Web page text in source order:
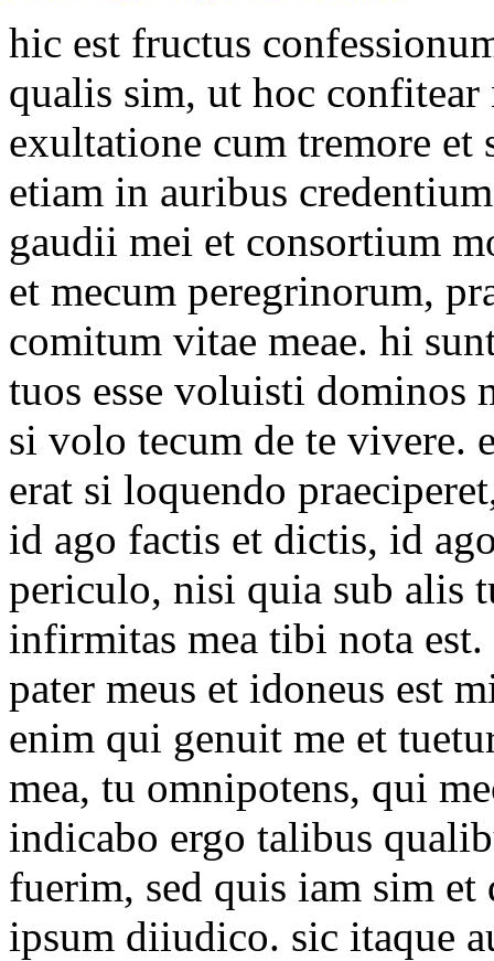
hic est fructus
qualis sim, ut hoc confitear
exultatione cum tremore et
etiam in auribus
gaudii mei et consortium
et mecum peregrinorum,
comitum vitae meae. hi
tuos esse voluisti dominos
si volo tecum de te vivere.
erat si loquendo
id ago factis et dictis, id
periculo, nisi quia sub alis
infirmitas mea tibi nota
pater meus et idoneus est
enim qui genuit me et
mea, tu omnipotens, qui
indicabo ergo talibus
fuerim, sed quis iam sim et
ipsum diiudico. sic itaque